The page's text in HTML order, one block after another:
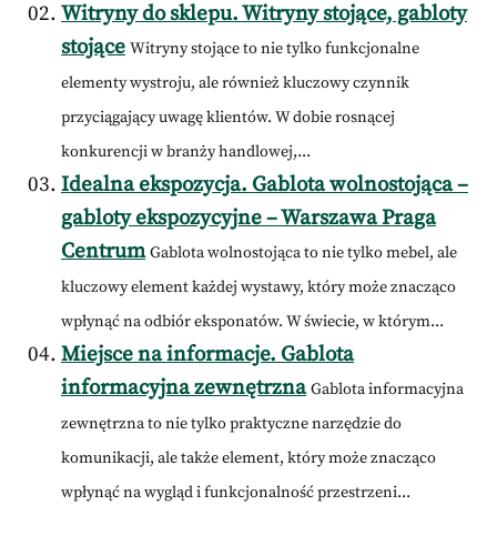
Witryny do sklepu. Witryny stojące, gabloty
stojące Witryny stojące to nie tylko funkcjonalne
elementy wystroju, ale również kluczowy czynnik
przyciągający uwagę klientów. W dobie rosnącej
konkurencji w branży handlowej,...
Idealna ekspozycja. Gablota wolnostojąca –
gabloty ekspozycyjne – Warszawa Praga
Centrum Gablota wolnostojąca to nie tylko mebel, ale
kluczowy element każdej wystawy, który może znacząco
wpłynąć na odbiór eksponatów. W świecie, w którym...
Miejsce na informacje. Gablota
informacyjna zewnętrzna Gablota informacyjna
zewnętrzna to nie tylko praktyczne narzędzie do
komunikacji, ale także element, który może znacząco
wpłynąć na wygląd i funkcjonalność przestrzeni...